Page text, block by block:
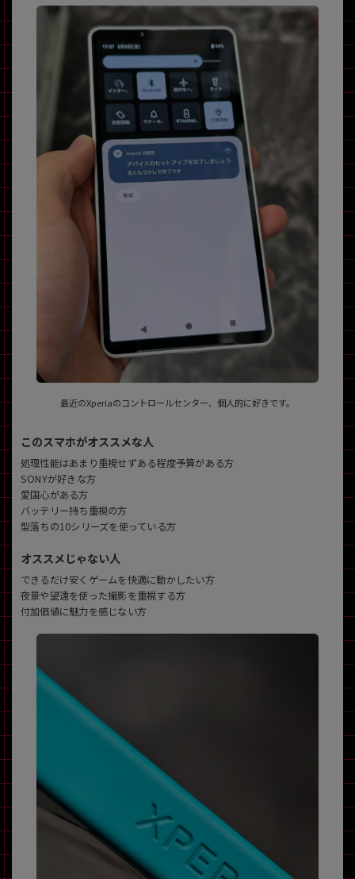
最近のXperiaのコントロールセンター、個人的に好きです。
このスマホがオススメな人
処理性能はあまり重視せずある程度予算がある方
SONYが好きな方
愛国心がある方
バッテリー持ち重視の方
型落ちの10シリーズを使っている方
オススメじゃない人
できるだけ安くゲームを快適に動かしたい方
夜景や望遠を使った撮影を重視する方
付加価値に魅力を感じない方